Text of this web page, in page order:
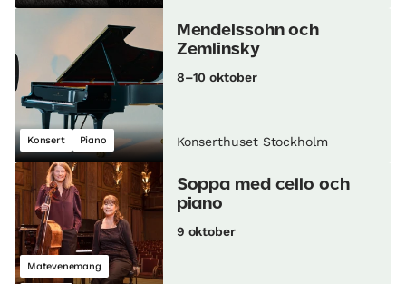
Konsert Piano
Mendelssohn och
Zemlinsky
8–10 oktober
Konserthuset Stockholm
Matevenemang
Soppa med cello och
piano
9 oktober